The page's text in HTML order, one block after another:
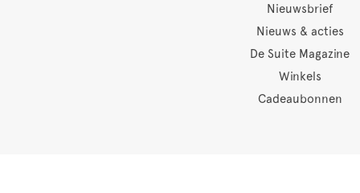
Nieuwsbrief
Nieuws & acties
De Suite Magazine
Winkels
Cadeaubonnen